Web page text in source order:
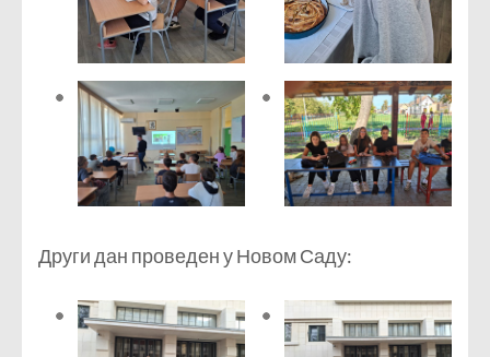
Други дан проведен у Новом Саду: